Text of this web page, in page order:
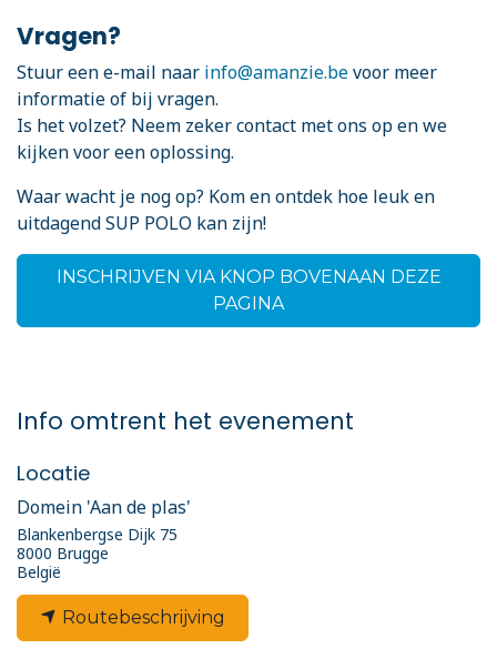
Vragen?
Stuur een e-mail naar info@amanzie.bevoor meer
informatie of bij vragen.
Is het volzet? Neem zeker contact met ons op en we
kijken voor een oplossing.
Waar wacht je nog op? Kom en ontdek hoe leuk en
uitdagend SUP POLO kan zijn!
INSCHRIJVEN VIA KNOP BOVENAAN DEZE
PAGINA
Info omtrent het evenement
Locatie
Domein 'Aan de plas'
Blankenbergse Dijk 75
8000 Brugge
België
Routebeschrijving